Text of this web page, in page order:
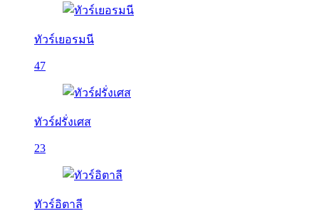
ทัวร์เยอรมนี
47
ทัวร์ฝรั่งเศส
23
ทัวร์อิตาลี